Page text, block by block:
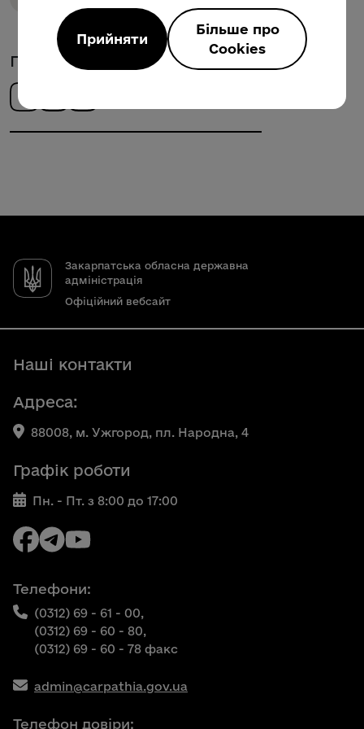
Поділитись новиною
Закарпатська обласна державна
адміністрація
Офіційний вебсайт
Наші контакти
Адреса:
88008, м. Ужгород, пл. Народна, 4
Графік роботи
Пн. - Пт. з 8:00 до 17:00
Телефони:
(0312) 69 - 61 - 00,
(0312) 69 - 60 - 80,
(0312) 69 - 60 - 78 факс
admin@carpathia.gov.ua
Телефон довіри:
Прийняти
Більше про
Cookies